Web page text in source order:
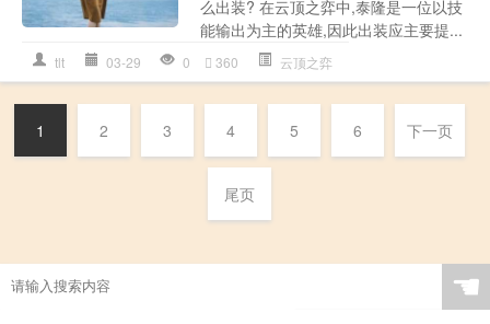
么出装? 在云顶之弈中,泰隆是一位以技
能输出为主的英雄,因此出装应主要提...
tlt 03-29 0 360 云顶之弈
1 2 3 4 5 6 下一页
尾页
☚